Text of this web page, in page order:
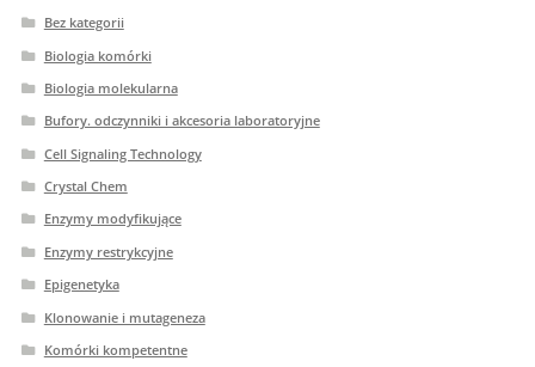
Bez kategorii
Biologia komórki
Biologia molekularna
Bufory. odczynniki i akcesoria laboratoryjne
Cell Signaling Technology
Crystal Chem
Enzymy modyfikujące
Enzymy restrykcyjne
Epigenetyka
Klonowanie i mutageneza
Komórki kompetentne